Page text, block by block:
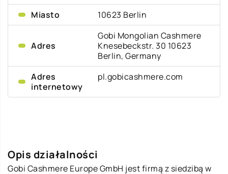
Miasto 10623 Berlin
Adres
Gobi Mongolian Cashmere
Knesebeckstr. 30 10623
Berlin, Germany
Adres
internetowy
pl.gobicashmere.com
Opis działalności
Gobi Cashmere Europe GmbH jest firmą z siedzibą w